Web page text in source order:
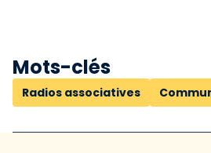
Mots-clés
Radios associatives